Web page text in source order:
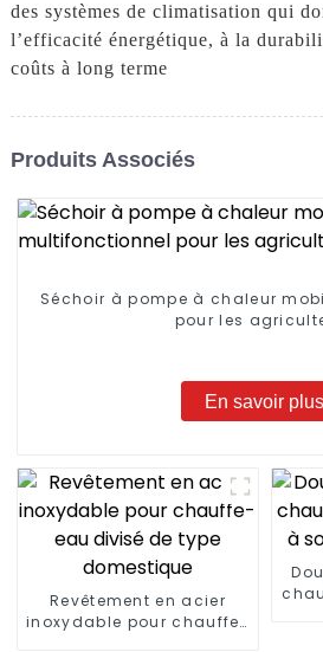
des systèmes de climatisation qui
l’efficacité énergétique, à la
coûts à long terme
Produits Associés
Séchoir à pompe à chaleur
pour les
En savoir plus
Revêtement en acier
inoxydable pour chauffe-